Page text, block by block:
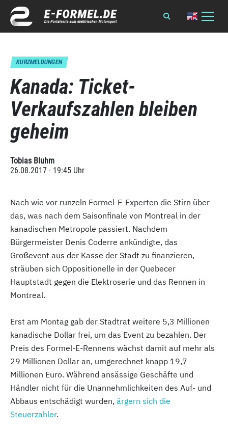
KURZMELDUNGEN
Kanada: Ticket-
Verkaufszahlen bleiben
geheim
Tobias Bluhm
26.08.2017 · 19:45 Uhr
Nach wie vor runzeln Formel-E-Experten die Stirn über
das, was nach dem Saisonfinale von Montreal in der
kanadischen Metropole passiert. Nachdem
Bürgermeister Denis Coderre ankündigte, das
Großevent aus der Kasse der Stadt zu finanzieren,
sträuben sich Oppositionelle in der Quebecer
Hauptstadt gegen die Elektroserie und das Rennen in
Montreal.
Erst am Montag gab der Stadtrat weitere 5,3 Millionen
kanadische Dollar frei, um das Event zu bezahlen. Der
Preis des Formel-E-Rennens wächst damit auf mehr als
29 Millionen Dollar an, umgerechnet knapp 19,7
Millionen Euro. Während ansässige Geschäfte und
Händler nicht für die Unannehmlichkeiten des Auf- und
Abbaus entschädigt wurden, ärgern sich die
Steuerzahler.